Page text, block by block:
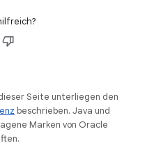
Seite unterliegen den
beschrieben. Java und
Marken von Oracle